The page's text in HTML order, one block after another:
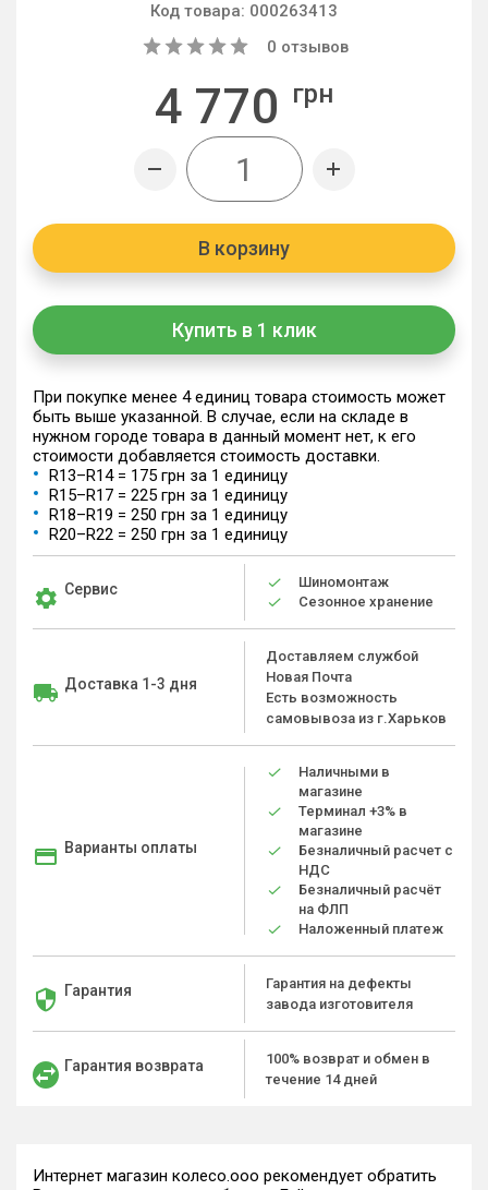
Код товара: 000263413
0 отзывов
4 770 грн
В корзину
Купить в 1 клик
При покупке менее 4 единиц товара стоимость может
быть выше указанной. В случае, если на складе в
нужном городе товара в данный момент нет, к его
стоимости добавляется стоимость доставки.
R13–R14 = 175 грн за 1 единицу
R15–R17 = 225 грн за 1 единицу
R18–R19 = 250 грн за 1 единицу
R20–R22 = 250 грн за 1 единицу
Сервис
Шиномонтаж
Сезонное хранение
Доставка 1-3 дня
Доставляем службой
Новая Почта
Есть возможность
самовывоза из г.Харьков
Варианты оплаты
Наличными в
магазине
Терминал +3% в
магазине
Безналичный расчет с
НДС
Безналичный расчёт
на ФЛП
Наложенный платеж
Гарантия
Гарантия на дефекты
завода изготовителя
Гарантия возврата
100% возврат и обмен в
течение 14 дней
Интернет магазин колесо.ооо рекомендует обратить